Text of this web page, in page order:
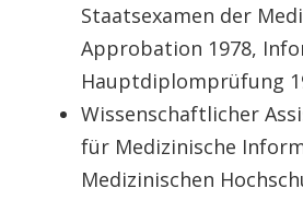
Staatsexamen der
Approbation 1978,
Hauptdiplomprüfung
Wissenschaftlicher
für Medizinische
Medizinischen